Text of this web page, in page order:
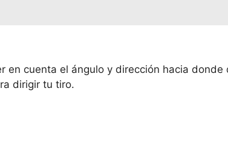
cuenta el ángulo y dirección hacia donde
dirigir tu tiro.